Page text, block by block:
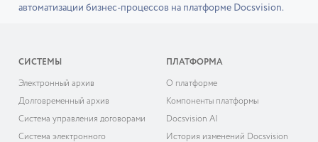
автоматизации бизнес-процессов на платформе Docsvision.
СИСТЕМЫ
Электронный архив
Долговременный архив
Система управления договорами
Система электронного
ПЛАТФОРМА
О платформе
Компоненты платформы
Docsvision AI
История изменений Docsvision